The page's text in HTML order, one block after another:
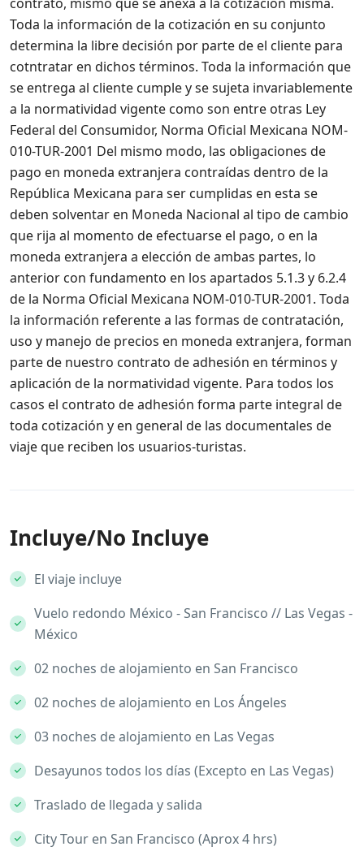
Toda la información de la cotización en su conjunto
determina la libre decisión por parte de el cliente para
cotntratar en dichos términos. Toda la información que
se entrega al cliente cumple y se sujeta invariablemente
a la normatividad vigente como son entre otras Ley
Federal del Consumidor, Norma Oficial Mexicana NOM-
010-TUR-2001 Del mismo modo, las obligaciones de
pago en moneda extranjera contraídas dentro de la
República Mexicana para ser cumplidas en esta se
deben solventar en Moneda Nacional al tipo de cambio
que rija al momento de efectuarse el pago, o en la
moneda extranjera a elección de ambas partes, lo
anterior con fundamento en los apartados 5.1.3 y 6.2.4
de la Norma Oficial Mexicana NOM-010-TUR-2001. Toda
la información referente a las formas de contratación,
uso y manejo de precios en moneda extranjera, forman
parte de nuestro contrato de adhesión en términos y
aplicación de la normatividad vigente. Para todos los
casos el contrato de adhesión forma parte integral de
toda cotización y en general de las documentales de
viaje que reciben los usuarios-turistas.
Incluye/No Incluye
El viaje incluye
Vuelo redondo México - San Francisco // Las Vegas -
México
02 noches de alojamiento en San Francisco
02 noches de alojamiento en Los Ángeles
03 noches de alojamiento en Las Vegas
Desayunos todos los días (Excepto en Las Vegas)
Traslado de llegada y salida
City Tour en San Francisco (Aprox 4 hrs)